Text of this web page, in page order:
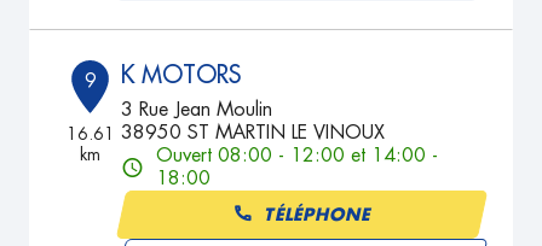
9
16.61
km
K MOTORS
3 Rue Jean Moulin
38950 ST MARTIN LE VINOUX
Ouvert 08:00 - 12:00 et 14:00 -
18:00
TÉLÉPHONE